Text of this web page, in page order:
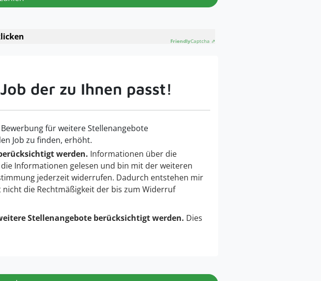
FriendlyCaptcha ⇗
der zu Ihnen passt!
für weitere Stellenangebote
Job zu finden, erhöht.
werden. Informationen über die
Informationen gelesen und bin mit der weiteren
jederzeit widerrufen. Dadurch entstehen mir
die Rechtmäßigkeit der bis zum Widerruf
Stellenangebote berücksichtigt werden. Dies